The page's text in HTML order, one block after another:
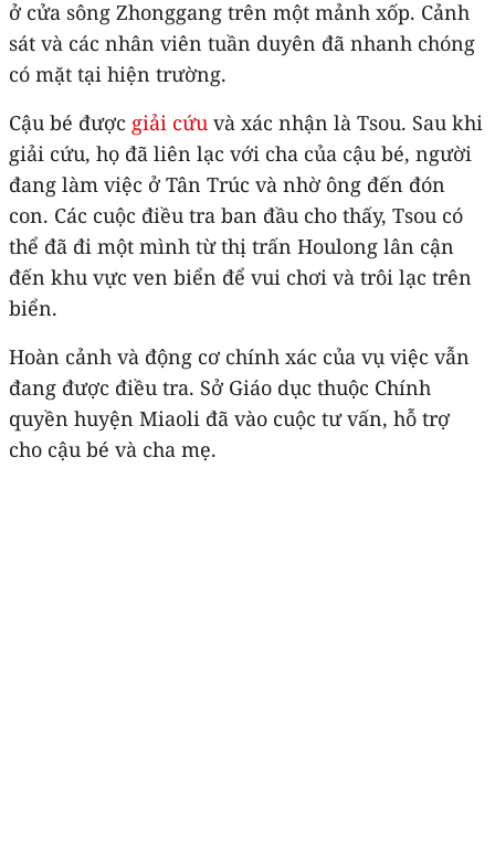
ở cửa sông Zhonggang trên một mảnh xốp. Cảnh
sát và các nhân viên tuần duyên đã nhanh chóng
có mặt tại hiện trường.
Cậu bé được giải cứu và xác nhận là Tsou. Sau khi
giải cứu, họ đã liên lạc với cha của cậu bé, người
đang làm việc ở Tân Trúc và nhờ ông đến đón
con. Các cuộc điều tra ban đầu cho thấy, Tsou có
thể đã đi một mình từ thị trấn Houlong lân cận
đến khu vực ven biển để vui chơi và trôi lạc trên
biển.
Hoàn cảnh và động cơ chính xác của vụ việc vẫn
đang được điều tra. Sở Giáo dục thuộc Chính
quyền huyện Miaoli đã vào cuộc tư vấn, hỗ trợ
cho cậu bé và cha mẹ.